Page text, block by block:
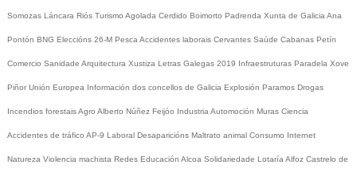
Somozas Láncara Riós Turismo Agolada Cerdido Boimorto Padrenda Xunta de Galicia Ana
Pontón BNG Eleccións 26-M Pesca Accidentes laborais Cervantes Saúde Cabanas Petín
Comercio Sanidade Arquitectura Xustiza Letras Galegas 2019 Infraestruturas Paradela Xove
Piñor Unión Europea Información dos concellos de Galicia Explosión Paramos Drogas
Incendios forestaisAgro Alberto Núñez Feijóo Industria Automoción Muras Ciencia
Accidentes de tráfico AP-9 Laboral Desaparicións Maltrato animal Consumo Internet
Natureza Violencia machista Redes Educación Alcoa Solidariedade Lotaría Alfoz Castrelo de